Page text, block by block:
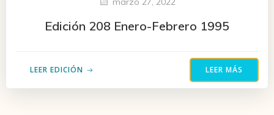
Edición 208 Enero-Febrero 1995
LEER EDICIÓN LEER MÁS